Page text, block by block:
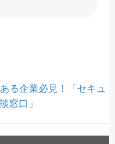
る企業必見！「セキュ
窓口」